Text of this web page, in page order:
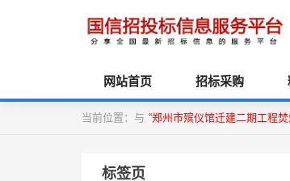
网站首页 招标采购
当前位置：与 “郑州市殡仪馆迁建二期工程
标签页